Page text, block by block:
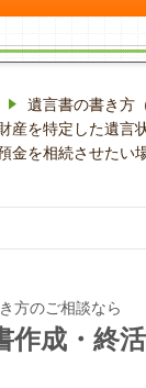
遺言書の書き方
産を特定した遺言
預金を相続させたい
方のご相談なら
作成・終